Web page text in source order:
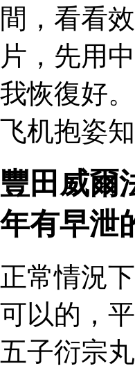
間，看看
片，先用
我恢復好。
飞机抱姿
豐田威爾
年有早泄
正常情況
可以的，
五子衍宗